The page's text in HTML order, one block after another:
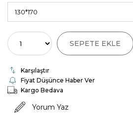
Karşılaştır
Fiyat Düşünce Haber Ver
Kargo Bedava
Yorum Yaz